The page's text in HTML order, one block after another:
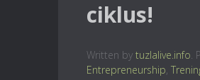
ciklus!
Written by tuzlalive.info.
Entrepreneurship,